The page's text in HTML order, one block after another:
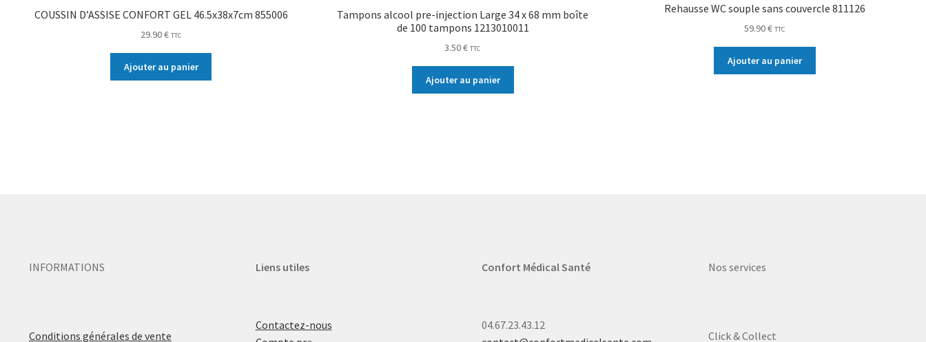
COUSSIN D’ASSISE CONFORT GEL 46.5x38x7cm 855006
29.90€ TTC
Ajouter au panier
Tampons alcool pre-injection Large 34 x 68 mm boîte
de 100 tampons 1213010011
3.50€ TTC
Ajouter au panier
Rehausse WC souple sans couvercle 811126
59.90€ TTC
Ajouter au panier
INFORMATIONS
Conditions générales de vente
Liens utiles
Contactez-nous
Confort Médical Santé
04.67.23.43.12
Nos services
Click & Collect